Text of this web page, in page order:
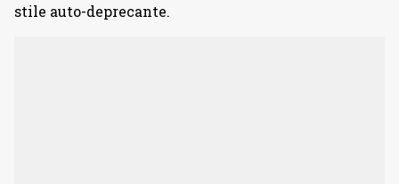
stile auto-deprecante.